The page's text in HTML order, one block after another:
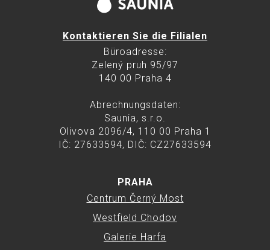
Kontaktieren Sie die Filialen
Büroadresse:
Zelený pruh 95/97
140 00 Praha 4
Abrechnungsdaten:
Saunia, s.r.o.
Olivova 2096/4, 110 00 Praha 1
IČ: 27633594, DIČ: CZ27633594
PRAHA
Centrum Černý Most
Westfield Chodov
Galerie Harfa